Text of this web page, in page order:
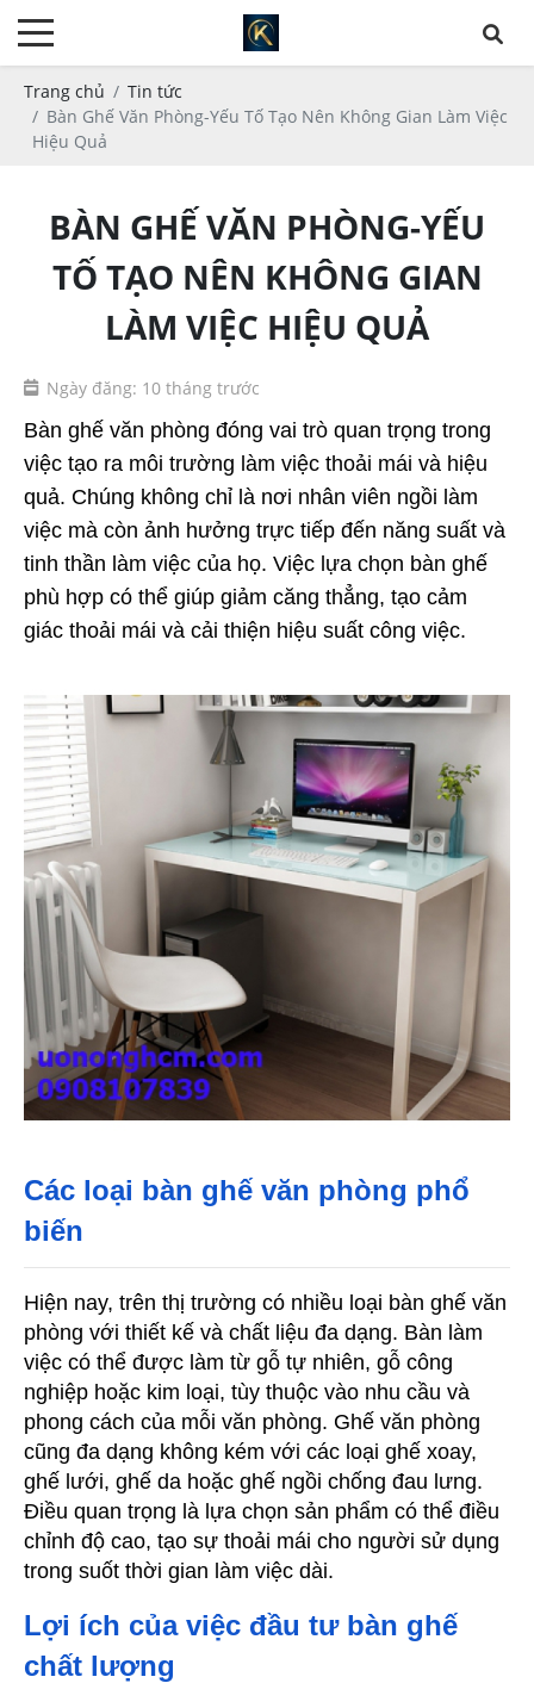
Trang chủ
Tin tức
Bàn Ghế Văn Phòng-Yếu Tố Tạo Nên Không Gian Làm Việc
Hiệu Quả
BÀN GHẾ VĂN PHÒNG-YẾU
TỐ TẠO NÊN KHÔNG GIAN
LÀM VIỆC HIỆU QUẢ
Ngày đăng: 10 tháng trước
Bàn ghế văn phòng đóng vai trò quan trọng trong
việc tạo ra môi trường làm việc thoải mái và hiệu
quả. Chúng không chỉ là nơi nhân viên ngồi làm
việc mà còn ảnh hưởng trực tiếp đến năng suất và
tinh thần làm việc của họ. Việc lựa chọn bàn ghế
phù hợp có thể giúp giảm căng thẳng, tạo cảm
giác thoải mái và cải thiện hiệu suất công việc.
Các loại bàn ghế văn phòng phổ
biến
Hiện nay, trên thị trường có nhiều loại bàn ghế văn
phòng với thiết kế và chất liệu đa dạng. Bàn làm
việc có thể được làm từ gỗ tự nhiên, gỗ công
nghiệp hoặc kim loại, tùy thuộc vào nhu cầu và
phong cách của mỗi văn phòng. Ghế văn phòng
cũng đa dạng không kém với các loại ghế xoay,
ghế lưới, ghế da hoặc ghế ngồi chống đau lưng.
Điều quan trọng là lựa chọn sản phẩm có thể điều
chỉnh độ cao, tạo sự thoải mái cho người sử dụng
trong suốt thời gian làm việc dài.
Lợi ích của việc đầu tư bàn ghế
chất lượng